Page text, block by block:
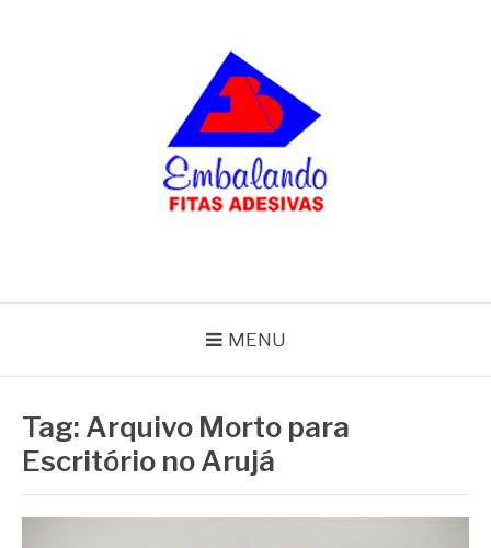
MENU
Tag: Arquivo Morto para
Escritório no Arujá